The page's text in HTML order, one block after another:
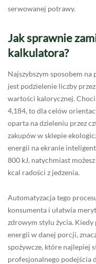
serwowanej potrawy.
Jak sprawnie
kalkulatora?
Najszybszym sposobem na
jest podzielenie liczby
wartości kalorycznej.
4,184, to dla celów
oparta na dzieleniu przez
zakupów w sklepie
energii na ekranie
800 kJ, natychmiast
kcal radości z jedzenia.
Automatyzacja tego
konsumenta i ułatwia
zdrowym stylu życia.
energii w danej porcji,
spożywcze, które najlepiej
profesjonalnego podejścia